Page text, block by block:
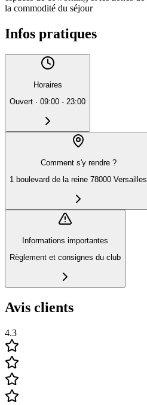
la commodité du séjour
Infos pratiques
Horaires
Ouvert · 09:00 - 23:00
Comment s'y rendre ?
1 boulevard de la reine 78000 Versailles
Informations importantes
Règlement et consignes du club
Avis clients
4.3